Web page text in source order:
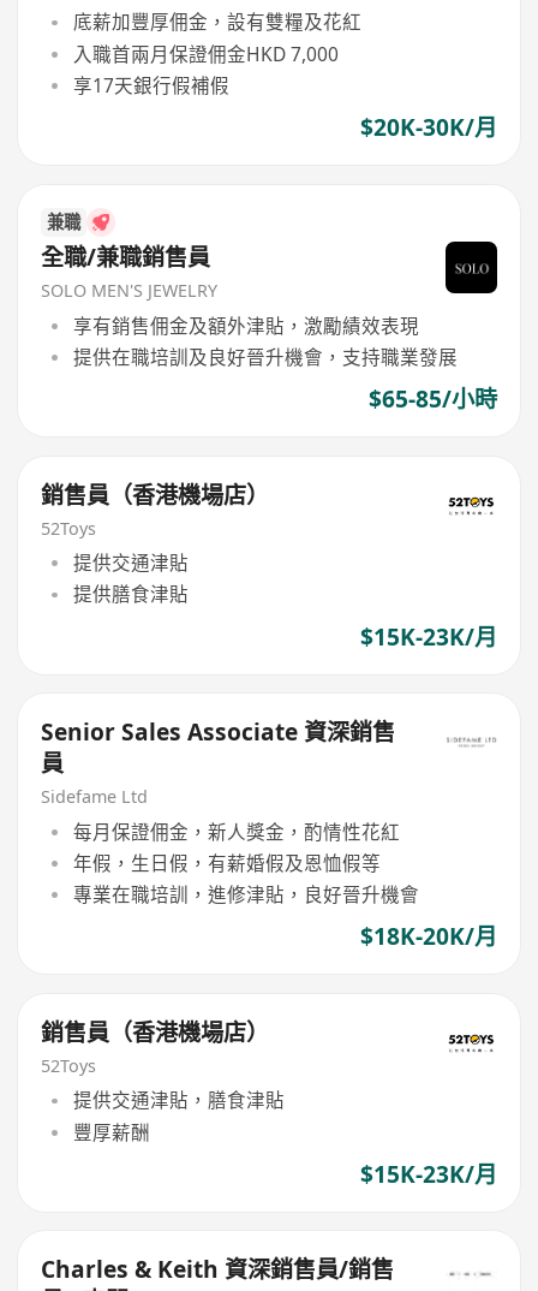
底薪加豐厚佣金，設有雙糧及花紅
入職首兩月保證佣金HKD 7,000
享17天銀行假補假
$20K-30K/月
兼職
全職/兼職銷售員
SOLO MEN'S JEWELRY
享有銷售佣金及額外津貼，激勵績效表現
提供在職培訓及良好晉升機會，支持職業發展
$65-85/小時
銷售員（香港機場店）
52Toys
提供交通津貼
提供膳食津貼
$15K-23K/月
Senior Sales Associate 資深銷售
員
Sidefame Ltd
每月保證佣金，新人獎金，酌情性花紅
年假，生日假，有薪婚假及恩恤假等
專業在職培訓，進修津貼，良好晉升機會
$18K-20K/月
銷售員（香港機場店）
52Toys
提供交通津貼，膳食津貼
豐厚薪酬
$15K-23K/月
Charles & Keith 資深銷售員/銷售